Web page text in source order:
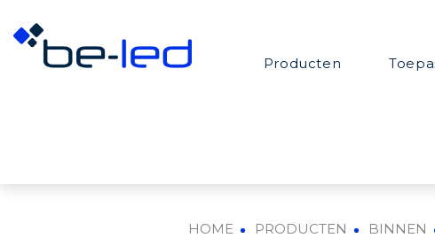
Producten
HOME PRODUCTEN BINNEN